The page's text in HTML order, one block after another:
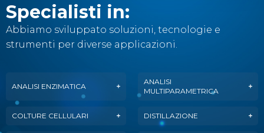
Specialisti in:
Abbiamo sviluppato soluzioni, tecnologie e
strumenti per diverse applicazioni.
ANALISI ENZIMATICA
ANALISI
MULTIPARAMETRICA
COLTURE CELLULARI DISTILLAZIONE